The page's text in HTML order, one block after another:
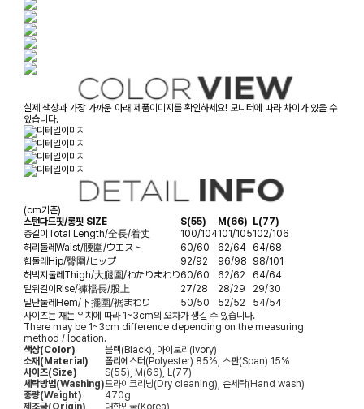
실제 색상과 가장 가까운 아래 제품이미지를 확인하세요! 모니터에 따라 차이가 있을 수
있습니다.
(cm기준)
스탠다드핏/롱핏 SIZE
S(55) M(66) L(77)
총길이Total Length/全長/着丈 100/104101/105102/106
허리둘레Waist/腰圍/ウエスト 60/60 62/64
64/68
힙둘레Hip/臀圍/ヒップ 92/92 96/98
98/101
허벅지둘레Thigh/大腿圍/わたりまわり60/60 62/62
64/64
밑위길이Rise/褲檔長/股上 27/28 28/29
29/30
밑단둘레Hem/下擺圍/裾まわり 50/50 52/52
54/54
사이즈는 재는 위치에 따라 1~3cm의 오차가 생길 수 있습니다.
There may be 1~3cm difference depending on the measuring
method / location.
색상(Color)
블랙(Black), 아이보리(Ivory)
소재(Material)
폴리에스터(Polyester) 85%, 스판(Span) 15%
사이즈(Size)
S(55), M(66), L(77)
세탁방법(Washing)드라이크리닝(Dry cleaning), 손세탁(Hand wash)
중량(Weight)
470g
제조국(Origin)
대한민국(Korea)